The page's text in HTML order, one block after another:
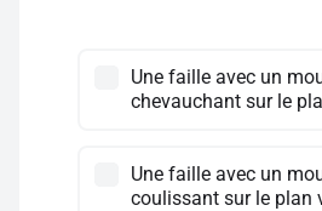
Une faille avec un
chevauchant sur le
Une faille avec un
coulissant sur le plan